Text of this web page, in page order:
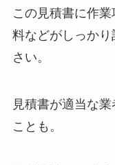
この見積書に作
料などがしっか
さい。
見積書が適当な
ことも。